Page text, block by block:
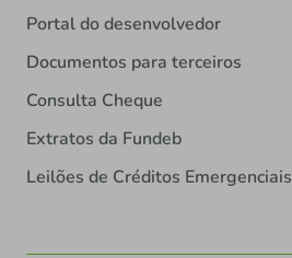
Portal do desenvolvedor
Documentos para terceiros
Consulta Cheque
Extratos da Fundeb
Leilões de Créditos Emergenciais